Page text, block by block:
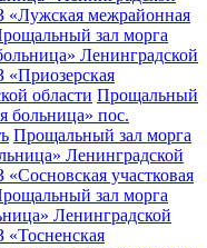
межрайонная
зал морга
Ленинградской
области Прощальный
больница» пос.
Прощальный зал морга
Ленинградской
участковая
зал морга
Ленинградской